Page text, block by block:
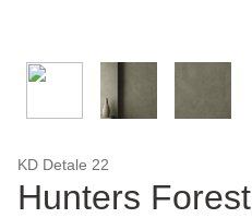
KD Detale 22
Hunters Forest